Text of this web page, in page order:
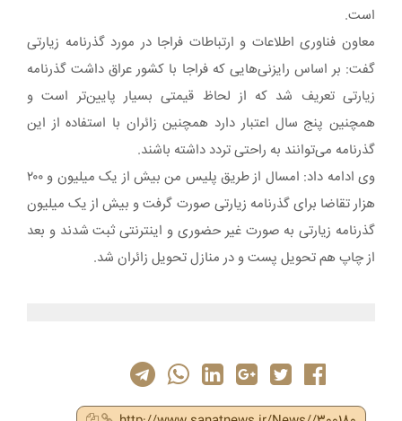
است.
معاون فناوری اطلاعات و ارتباطات فراجا در مورد گذرنامه زیارتی
گفت: بر اساس رایزنی‌هایی که فراجا با کشور عراق داشت گذرنامه
زیارتی تعریف شد که از لحاظ قیمتی بسیار پایین‌تر است و
همچنین پنج سال اعتبار دارد همچنین زائران با استفاده از این
گذرنامه می‌توانند به راحتی تردد داشته باشند.
وی ادامه داد: امسال از طریق پلیس من بیش از یک میلیون و ۲۰۰
هزار تقاضا برای گذرنامه زیارتی صورت گرفت و بیش از یک میلیون
گذرنامه زیارتی به صورت غیر حضوری و اینترنتی ثبت شدند و بعد
از چاپ هم تحویل پست و در منازل تحویل زائران شد.